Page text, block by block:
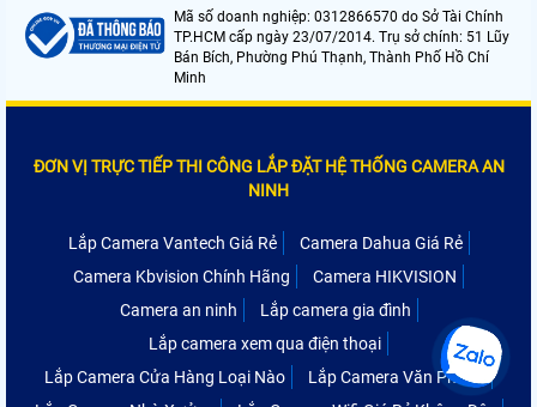
Mã số doanh nghiệp: 0312866570 do Sở Tài Chính
TP.HCM cấp ngày 23/07/2014. Trụ sở chính: 51 Lũy
Bán Bích, Phường Phú Thạnh, Thành Phố Hồ Chí
Minh
ĐƠN VỊ TRỰC TIẾP THI CÔNG LẮP ĐẶT HỆ THỐNG CAMERA AN
NINH
Lắp Camera Vantech Giá Rẻ
Camera Dahua Giá Rẻ
Camera Kbvision Chính Hãng
Camera HIKVISION
Camera an ninh
Lắp camera gia đình
Lắp camera xem qua điện thoại
Lắp Camera Cửa Hàng Loại Nào
Lắp Camera Văn Phòng